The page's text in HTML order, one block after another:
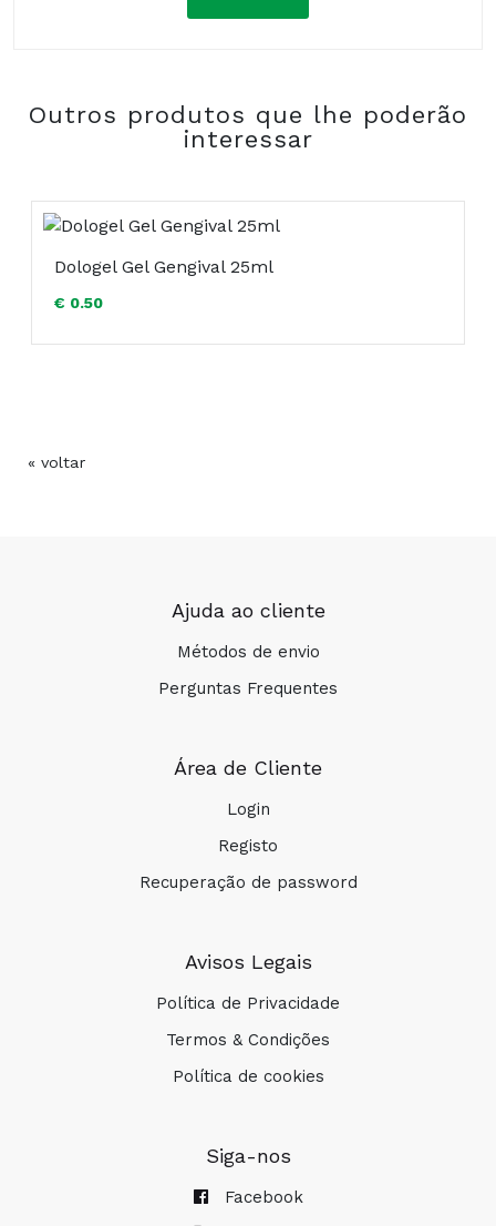
Outros produtos que lhe poderão
interessar
Dologel Gel Gengival 25ml
€ 0.50
« voltar
Ajuda ao cliente
Métodos de envio
Perguntas Frequentes
Área de Cliente
Login
Registo
Recuperação de password
Avisos Legais
Política de Privacidade
Termos & Condições
Política de cookies
Siga-nos
Facebook